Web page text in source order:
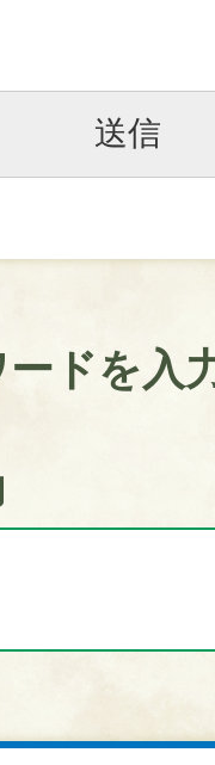
ドを入